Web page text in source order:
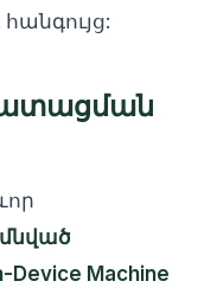
Machine